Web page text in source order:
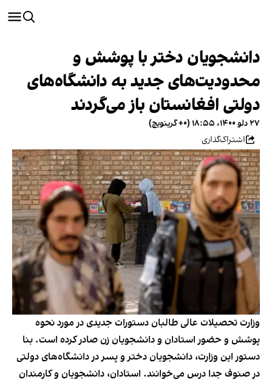
دانشجویان دختر با پوشش و
محدودیت‌های جدید به دانشگاه‌های
دولتی افغانستان باز می‌گردند
۲۷ دلو ۱۴۰۰، ۱۸:۵۵ (‎+۰ گرینویچ)
اشتراک‌گذاری
وزارت تحصیلات عالی طالبان دستورات جدیدی در مورد نحوه
پوشش و حضور استادان و دانشجویان زن صادر کرده است. بنا
دستور این وزارت، دانشجویان دختر و پسر در دانشگاه‌های دولتی
در صنوف جدا درس می‌خوانند. استادان، دانشجویان و کارمندان